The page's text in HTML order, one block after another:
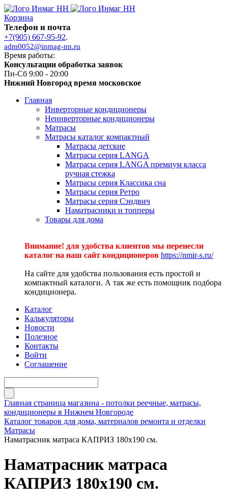
Корзина
Телефон и почта
+7(905) 667-95-92.
adm0052@inmag-nn.ru
Время работы:
Консультации обработка заявок
Пн-Сб 9:00 - 20:00
Нижний Новгород время московское
Главная
Инверторные кондиционеры
Неинверторные кондиционеры
Матрасы
Матрасы каталог компактный
Матрасы детские
Матрасы серия LANGA
Матрасы серия LANGA премиум класса
ручная стежка
Матрасы серия Классика сна
Матрасы серия Ретро
Матрасы серия Сэндвич
Наматрасники и топперы
Товары для дома
Внимание! для удобства клиентов мы перенесли
каталог на наш сайт кондиционеров https://nmir-s.ru/
На сайте для удобства пользования есть простой и
компактный каталоги. А так же есть помощник подбора
кондиционера.
Каталог
Калькуляторы
Новости
Полезное
Контакты
Войти
Соглашение
Главная страница магазина - потолки реечные, матрасы,
кондиционеры в Нижнем Новгороде
Каталог товаров для дома, материалов ремонта и отделки
Матрасы
Наматрасник матраса КАПРИЗ 180х190 см.
Наматрасник матраса
КАПРИЗ 180х190 см.